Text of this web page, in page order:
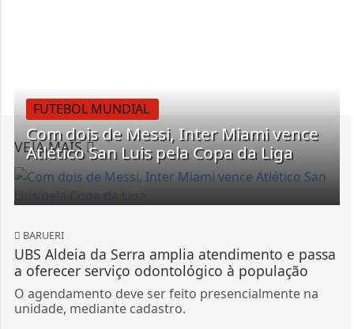
VEJA MAIS
FUTEBOL MUNDIAL
Com dois de Messi, Inter Miami vence
Atlético San Luis pela Copa da Liga
BARUERI
UBS Aldeia da Serra amplia atendimento e passa
a oferecer serviço odontológico à população
O agendamento deve ser feito presencialmente na
unidade, mediante cadastro.